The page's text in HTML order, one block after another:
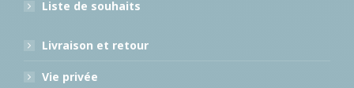
Liste de souhaits
Livraison et retour
Vie privée